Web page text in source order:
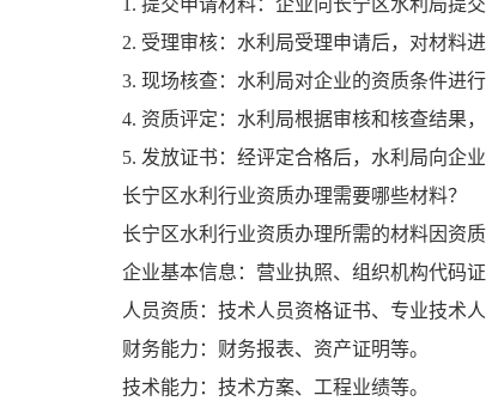
1. 提交申请材料：企业向长宁区水利局提交
2. 受理审核：水利局受理申请后，对材料进
3. 现场核查：水利局对企业的资质条件进行
4. 资质评定：水利局根据审核和核查结果，
5. 发放证书：经评定合格后，水利局向企业
长宁区水利行业资质办理需要哪些材料？
长宁区水利行业资质办理所需的材料因资
企业基本信息：营业执照、组织机构代码证
人员资质：技术人员资格证书、专业技术人
财务能力：财务报表、资产证明等。
技术能力：技术方案、工程业绩等。